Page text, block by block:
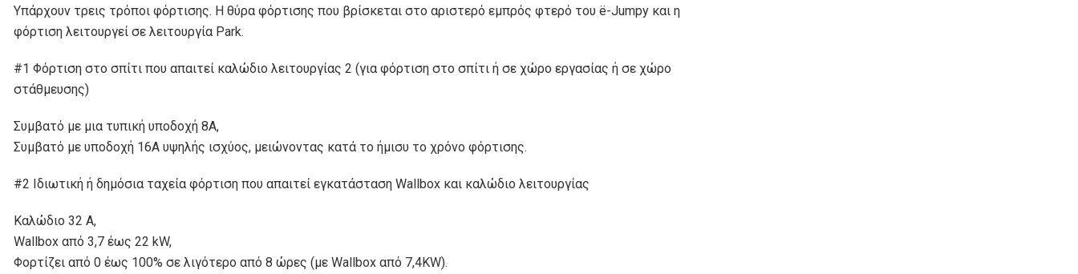
Υπάρχουν τρεις τρόποι φόρτισης. Η θύρα φόρτισης που βρίσκεται στο αριστερό εμπρός φτερό του ë-Jumpy και η
φόρτιση λειτουργεί σε λειτουργία Park.
#1 Φόρτιση στο σπίτι που απαιτεί καλώδιο λειτουργίας 2 (για φόρτιση στο σπίτι ή σε χώρο εργασίας ή σε χώρο
στάθμευσης)
Συμβατό με μια τυπική υποδοχή 8Α,
Συμβατό με υποδοχή 16Α υψηλής ισχύος, μειώνοντας κατά το ήμισυ το χρόνο φόρτισης.
#2 Ιδιωτική ή δημόσια ταχεία φόρτιση που απαιτεί εγκατάσταση Wallbox και καλώδιο λειτουργίας
Καλώδιο 32 A,
Wallbox από 3,7 έως 22 kW,
Φορτίζει από 0 έως 100% σε λιγότερο από 8 ώρες (με Wallbox από 7,4KW).